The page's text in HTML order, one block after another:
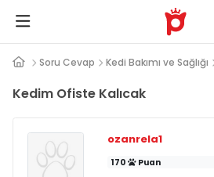
Soru Cevap Kedi Bakımı ve Sağlığı
Kedim Ofiste Kalıcak
ozanrela1
170 Puan